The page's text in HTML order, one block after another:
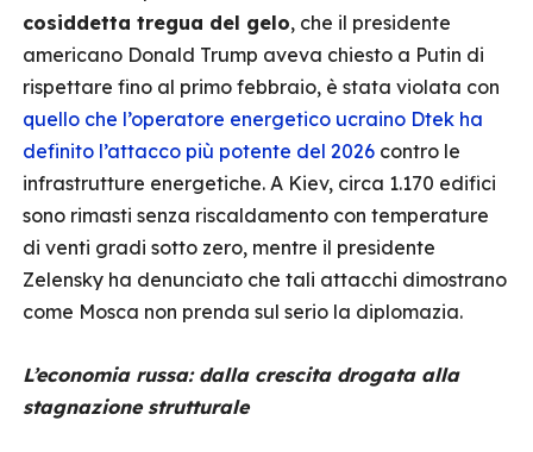
cosiddetta tregua del gelo, che il presidente
americano Donald Trump aveva chiesto a Putin di
rispettare fino al primo febbraio, è stata violata con
quello che l’operatore energetico ucraino Dtek ha
definito l’attacco più potente del 2026 contro le
infrastrutture energetiche. A Kiev, circa 1.170 edifici
sono rimasti senza riscaldamento con temperature
di venti gradi sotto zero, mentre il presidente
Zelensky ha denunciato che tali attacchi dimostrano
come Mosca non prenda sul serio la diplomazia.
L’economia russa: dalla crescita drogata alla
stagnazione strutturale